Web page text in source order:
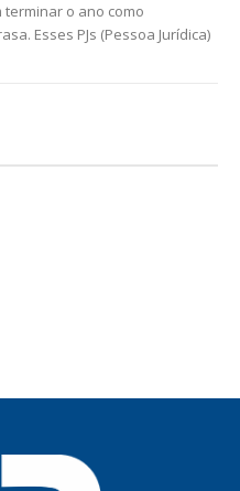
terminar o ano como
Esses PJs (Pessoa Jurídica)